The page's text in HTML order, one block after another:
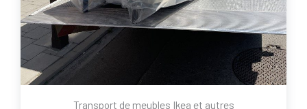
Transport de meubles Ikea et autres